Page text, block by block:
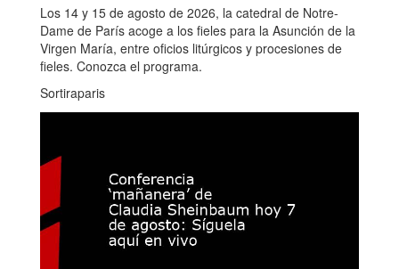
Los 14 y 15 de agosto de 2026, la catedral de Notre-
Dame de París acoge a los fieles para la Asunción de la
Virgen María, entre oficios litúrgicos y procesiones de
fieles. Conozca el programa.
Sortiraparis